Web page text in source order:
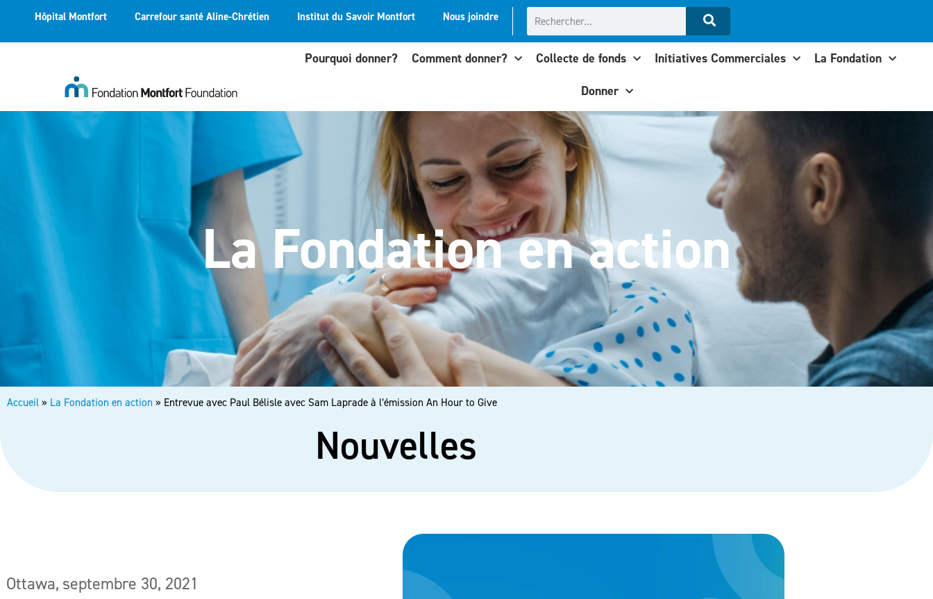
Hôpital Montfort Carrefour santé Aline-Chrétien Institut du Savoir Montfort Nous joindre
Pourquoi donner? Comment donner? Collecte de fonds Initiatives Commerciales
La Fondation
Donner
La Fondation en action
Accueil » La Fondation en action » Entrevue avec Paul Bélisle avec Sam Laprade à l’émission An Hour to Give
Nouvelles
Ottawa, septembre 30, 2021